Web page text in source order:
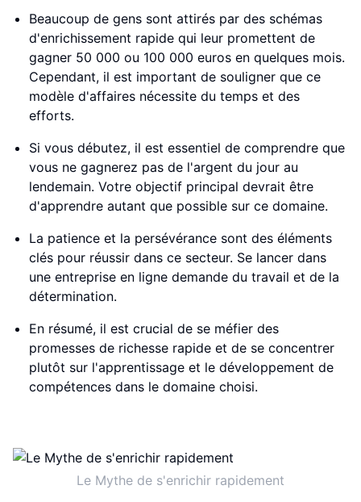
Beaucoup de gens sont attirés par des schémas
d'enrichissement rapide qui leur promettent de
gagner 50 000 ou 100 000 euros en quelques mois.
Cependant, il est important de souligner que ce
modèle d'affaires nécessite du temps et des
efforts.
Si vous débutez, il est essentiel de comprendre que
vous ne gagnerez pas de l'argent du jour au
lendemain. Votre objectif principal devrait être
d'apprendre autant que possible sur ce domaine.
La patience et la persévérance sont des éléments
clés pour réussir dans ce secteur. Se lancer dans
une entreprise en ligne demande du travail et de la
détermination.
En résumé, il est crucial de se méfier des
promesses de richesse rapide et de se concentrer
plutôt sur l'apprentissage et le développement de
compétences dans le domaine choisi.
Le Mythe de s'enrichir rapidement